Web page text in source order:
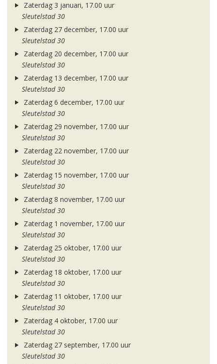
Zaterdag 3 januari, 17.00 uur
Sleutelstad 30
Zaterdag 27 december, 17.00 uur
Sleutelstad 30
Zaterdag 20 december, 17.00 uur
Sleutelstad 30
Zaterdag 13 december, 17.00 uur
Sleutelstad 30
Zaterdag 6 december, 17.00 uur
Sleutelstad 30
Zaterdag 29 november, 17.00 uur
Sleutelstad 30
Zaterdag 22 november, 17.00 uur
Sleutelstad 30
Zaterdag 15 november, 17.00 uur
Sleutelstad 30
Zaterdag 8 november, 17.00 uur
Sleutelstad 30
Zaterdag 1 november, 17.00 uur
Sleutelstad 30
Zaterdag 25 oktober, 17.00 uur
Sleutelstad 30
Zaterdag 18 oktober, 17.00 uur
Sleutelstad 30
Zaterdag 11 oktober, 17.00 uur
Sleutelstad 30
Zaterdag 4 oktober, 17.00 uur
Sleutelstad 30
Zaterdag 27 september, 17.00 uur
Sleutelstad 30